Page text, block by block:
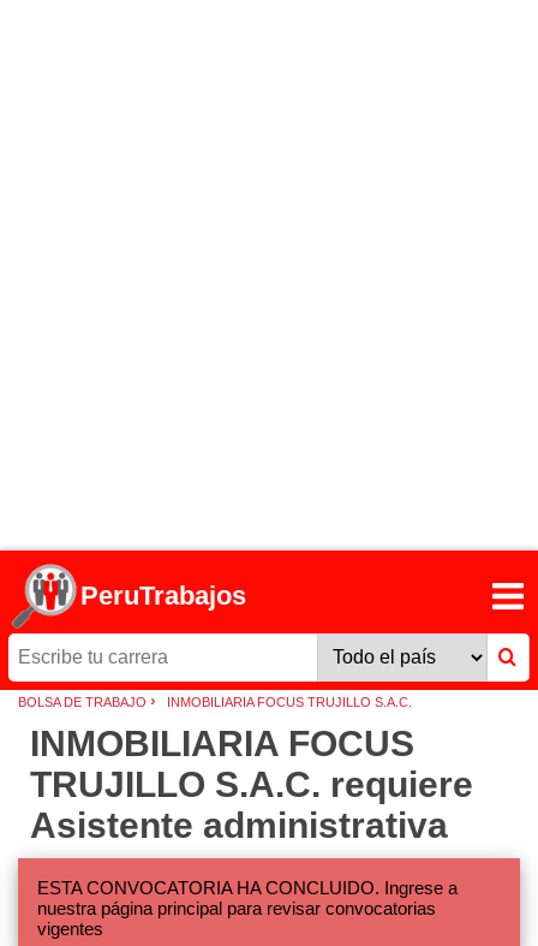
PeruTrabajos
BOLSA DE TRABAJO › INMOBILIARIA FOCUS TRUJILLO S.A.C.
INMOBILIARIA FOCUS
TRUJILLO S.A.C. requiere
Asistente administrativa
ESTA CONVOCATORIA HA CONCLUIDO. Ingrese a
nuestra página principal para revisar convocatorias
vigentes